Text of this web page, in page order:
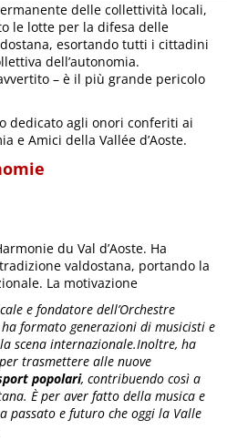
delle collettività locali,
le lotte per la difesa delle
esortando tutti i cittadini
dell’autonomia.
– è il più grande pericolo
dedicato agli onori conferiti ai
e Amici della Vallée d’Aoste.
du Val d’Aoste. Ha
valdostana, portando la
La motivazione
e fondatore dell’Orchestre
ha formato generazioni di musicisti e
scena internazionale.Inoltre, ha
trasmettere alle nuove
popolari, contribuendo così a
È per aver fatto della musica e
passato e futuro che oggi la Valle